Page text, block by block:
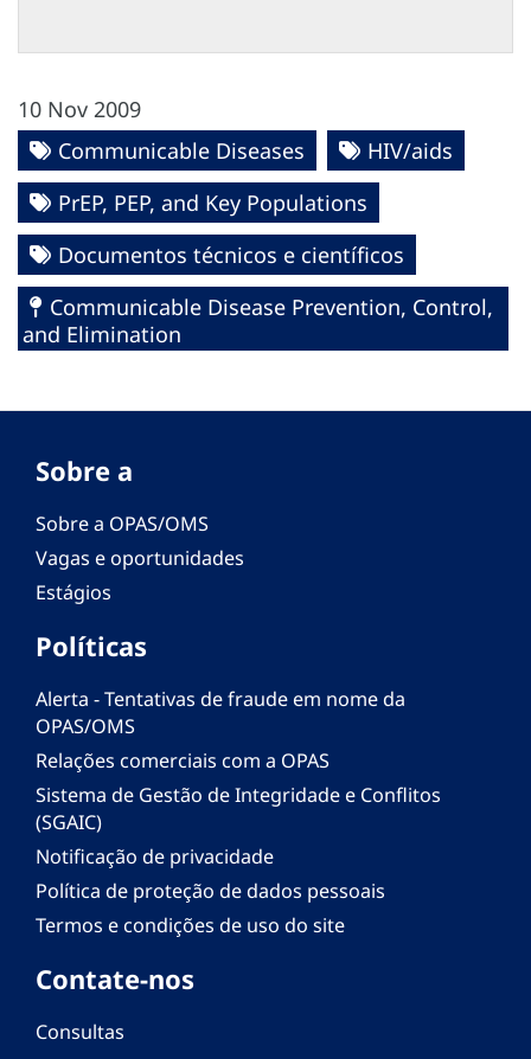
10 Nov 2009
Communicable Diseases
HIV/aids
PrEP, PEP, and Key Populations
Documentos técnicos e científicos
Communicable Disease Prevention, Control,
and Elimination
Sobre a
Sobre a OPAS/OMS
Vagas e oportunidades
Estágios
Políticas
Alerta - Tentativas de fraude em nome da
OPAS/OMS
Relações comerciais com a OPAS
Sistema de Gestão de Integridade e Conflitos
(SGAIC)
Notificação de privacidade
Política de proteção de dados pessoais
Termos e condições de uso do site
Contate-nos
Consultas